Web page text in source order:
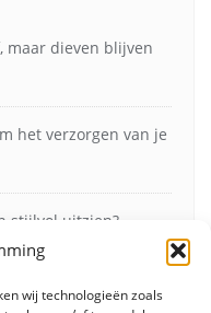
wij technologieën zoals
maar dieven blijven
het verzorgen van je
stijlvol uitzien?